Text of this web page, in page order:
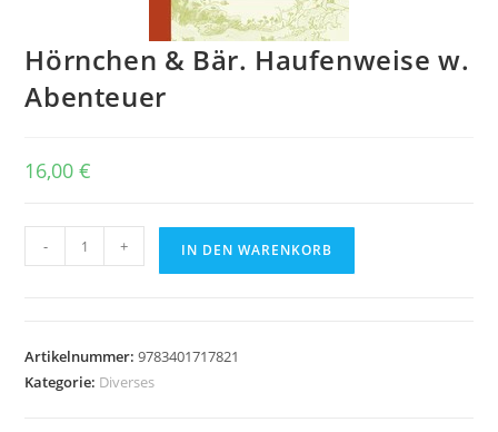
Hörnchen & Bär. Haufenweise w.
Abenteuer
16,00€
Hörnchen
&
w.
Abenteuer
- + IN DEN WARENKORB
Artikelnummer:9783401717821
Kategorie: Diverses